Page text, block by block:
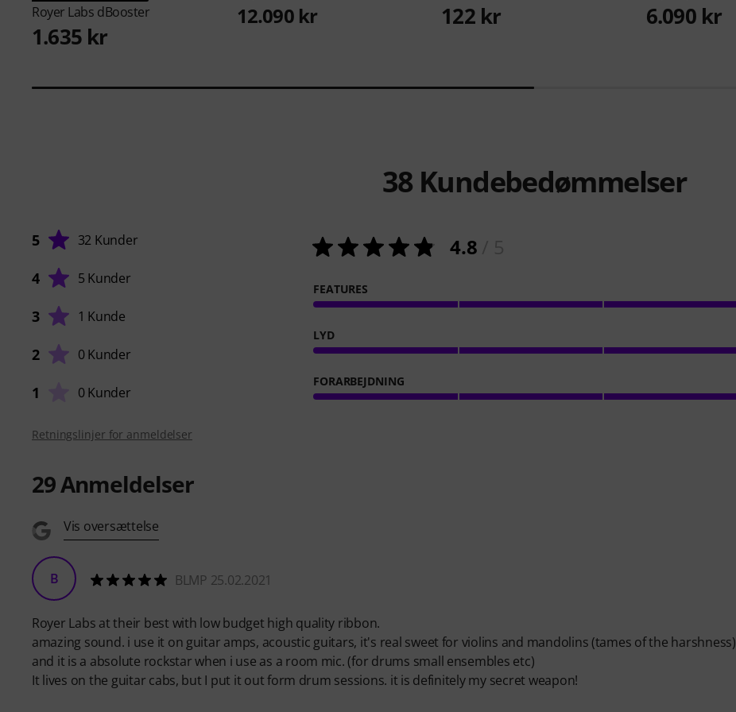
Royer Labs dBooster
1.635 kr
12.090 kr 122 kr 6.090 kr
38 Kundebedømmelser
5 32 Kunder
4 5 Kunder
3 1 Kunde
2 0 Kunder
1 0 Kunder
4.8
FEATURES
LYD
FORARBEJDNING
Retningslinjer for anmeldelser
29Anmeldelser
Vis oversættelse
B BLMP 25.02.2021
Royer Labs at their best with low budget high quality ribbon.
amazing sound. i use it on guitar amps, acoustic guitars, it's real sweet for violins and mandolins (tames of the harshness)
and it is a absolute rockstar when i use as a room mic. (for drums small ensembles etc)
It lives on the guitar cabs, but I put it out form drum sessions. it is definitely my secret weapon!